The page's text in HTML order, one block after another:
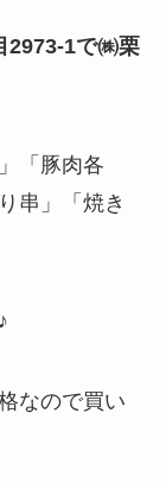
2973-1で㈱栗
「豚肉各
串」「焼き
なので買い